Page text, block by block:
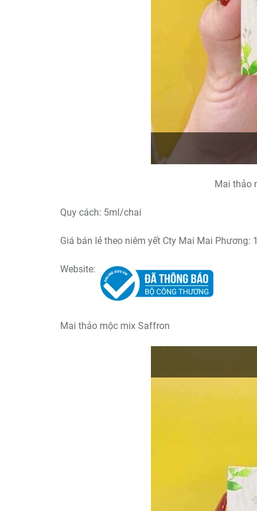
Mai thảo
Quy cách: 5ml/chai
Giá bán lẻ theo niêm yết Cty Mai Mai Phương:
Website:
Mai thảo mộc mix Saffron